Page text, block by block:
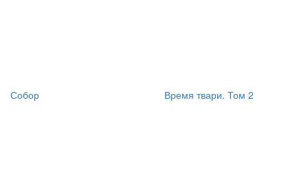
Собор Время твари. Том 2